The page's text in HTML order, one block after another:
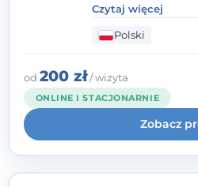
w tym z osobami
przemocy.
kliniczną oraz
interwencji
klinicznej na
kieruję się
uważnością na
Czytaj więcej
Polski
od 200 zł/ wizyta
ONLINE I STACJONARNIE
Zobacz